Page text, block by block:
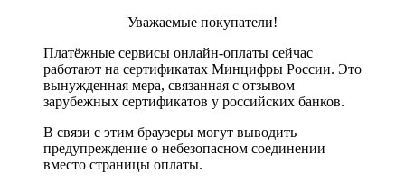
Уважаемые покупатели!
Платёжные сервисы онлайн-оплаты сейчас
работают на сертификатах Минцифры России. Это
вынужденная мера, связанная с отзывом
зарубежных сертификатов у российских банков.
В связи с этим браузеры могут выводить
предупреждение о небезопасном соединении
вместо страницы оплаты.